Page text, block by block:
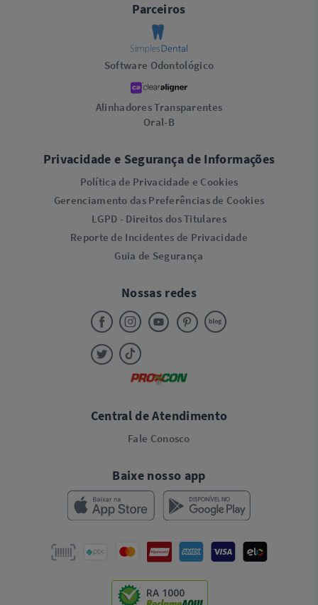
Parceiros
Software Odontológico
Alinhadores Transparentes
Oral-B
Privacidade e Segurança de Informações
Política de Privacidade e Cookies
Gerenciamento das Preferências de Cookies
LGPD - Direitos dos Titulares
Reporte de Incidentes de Privacidade
Guia de Segurança
Nossas redes
Central de Atendimento
Fale Conosco
Baixe nosso app
RA 1000